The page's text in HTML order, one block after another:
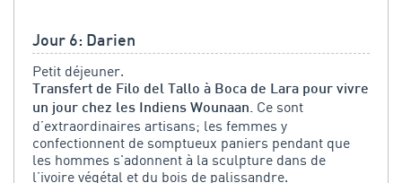
Jour 6: Darien
Petit déjeuner.
Transfert de Filo del Tallo à Boca de Lara pour vivre
un jour chez les Indiens Wounaan. Ce sont
d’extraordinaires artisans; les femmes y
confectionnent de somptueux paniers pendant que
les hommes s'adonnent à la sculpture dans de
l’ivoire végétal et du bois de palissandre.